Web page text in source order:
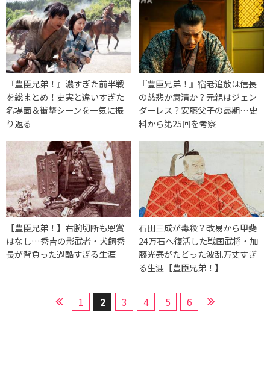
『豊臣兄弟！』濃すぎた前半戦
を総まとめ！史実と違いすぎた
名場面＆衝撃シーンを一気に振
り返る
『豊臣兄弟！』宿老追放は信長
の慈悲か粛清か？元親はジェン
ダーレス？安藤父子の最期…史
料から第25回を考察
【豊臣兄弟！】右腕切断も恩賞
はなし…秀吉の影武者・犬飼秀
長が背負った過酷すぎる生涯
石田三成が毒殺？改易から甲斐
24万石へ復活した戦国武将・加
藤光泰がたどった波乱万丈すぎ
る生涯【豊臣兄弟！】
1 2 3 4 5 6